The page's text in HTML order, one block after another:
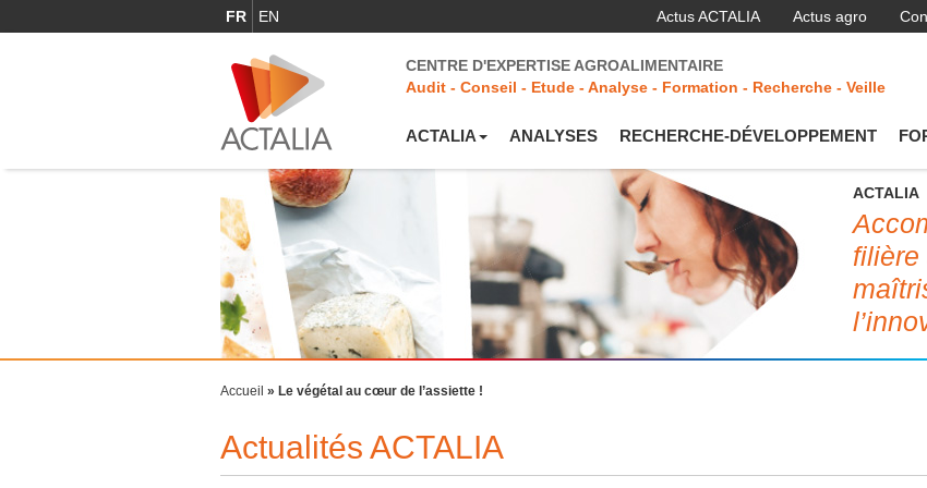
FR EN Actus ACTALIA Actus agro
CENTRE D'EXPERTISE AGROALIMENTAIRE
Audit - Conseil - Etude - Analyse - Formation - Recherche - Veille
ACTALIA ANALYSES RECHERCHE-DÉVELOPPEMENT
ACTALIA
filière
Accueil » Le végétal au cœur de l’assiette !
Actualités ACTALIA